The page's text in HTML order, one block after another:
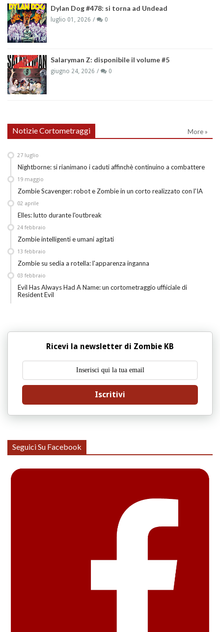
Dylan Dog #478: si torna ad Undead
luglio 01, 2026 0
Salaryman Z: disponibile il volume #5
giugno 24, 2026 0
Notizie Cortometraggi More »
Nightborne: si rianimano i caduti affinchè continuino a combattere
27 luglio
Zombie Scavenger: robot e Zombie in un corto realizzato con l'IA
19 maggio
Elles: lutto durante l'outbreak
02 aprile
Zombie intelligenti e umani agitati
24 febbraio
Zombie su sedia a rotella: l'apparenza inganna
13 febbraio
Evil Has Always Had A Name: un cortometraggio uffiiciale di
Resident Evil
03 febbraio
Ricevi la newsletter di Zombie KB
Iscritivi
Seguici Su Facebook